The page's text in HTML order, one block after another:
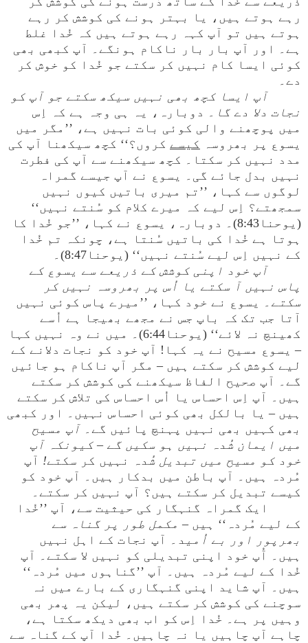
رہے ہوتے ہیں، یا بہتر ہونے کی کوشش کر رہے
ہوتے ہیں تو آپ کہہ رہے ہوتے ہیں کہ خُدا غلط
ہے۔ اور آپ بار بار ناکام ہونگے۔ آپ کبھی بھی
کوئی ایسا کام نہیں کر سکتے جو خُدا کو خوش کر
دے۔
آپ ایسا کچھ بھی نہیں سیکھ سکتے جو آپ کو
نجات دلا دے گا ۔ دوبارہ، یہ ہی وجہ ہے کہ اِس
میں پوچھنے والی کوئی بات نہیں ہے، ’’مگر میں
یسوع پر بھروسہ کیسے کروں؟‘‘ کچھ سیکھنا آپ کی
مدد نہیں کر سکتا۔ کچھ سیکھنے سے آپ کی فطرت
نہیں بدل جائے گی۔ یسوع نے آپ جیسے گمراہ
لوگوں سے کہا، ’’تم میری باتیں کیوں نہیں
سمجھتے؟ اِس لیے کہ میرے کلام کو سُنتے نہیں‘‘
(یوحنا8:43)۔ دوبارہ، یسوع نے کہا، ’’جو خُدا کا
ہوتا ہے خُدا کی باتیں سُنتا ہے، چونکہ تم خُدا
کے نہیں اِس لیے سُنتے نہیں‘‘ (یوحنا8:47)۔
آپ خود اپنی کوشش کے ذریعے سے یسوع کے
پاس نہیں آ سکتے یا اُس پر بھروسہ نہیں کر
سکتے ۔ یسوع نے خود کہا، ’’میرے پاس کوئی نہیں
آتا جب تک کہ باپ جس نے مجھے بھیجا ہے اُسے
کھینچ نہ لائے‘‘ (یوحنا6:44)۔ میں نے وہ نہیں کہا
– یسوع مسیح نے یہ کہا! آپ خود کو نجات دلانے کے
لیے کوشش کر سکتے ہیں – مگر آپ ناکام ہو جائیں
گے۔ آپ صحیح الفاظ سیکھنے کی کوشش کر سکتے
ہیں۔ آپ اِس احساس یا اُس احساس کی تلاش کر سکتے
ہیں – یا بالکل بھی کوئی احساس نہیں۔ اور کبھی
بھی کہیں بھی نہیں پہنچ پائیں گے۔ آپ مسیح
میں ایمان شُدہ نہیں ہو سکیں گے – کیونکہ آپ
خود کو مسیح میں تبدیل شُدہ
نہیں کر سکتے! آپ
مُردہ ہیں۔ آپ باطن میں بدکار ہیں۔ آپ خود کو
کیسے تبدیل کر سکتے ہیں؟ آپ نہیں کر سکتے۔
ایک گمراہ گنہگار کی حیثیت سے، آپ ’’خُدا
کے لیے مُردہ‘‘ ہیں – مکمل طور پر گناہ سے
بھرپور اور بے اُمید ۔ آپ نجات کے اہل نہیں
ہیں۔ آُپ خود اپنی تبدیلی کو نہیں لا سکتے۔ آپ
خُدا کے لیے مُردہ ہیں۔ آپ ’’گناہوں میں مُردہ‘‘
ہیں۔ آپ شاید اپنی گنہگاری کے بارے میں نہ
سوچنے کی کوشش کر سکتے ہیں، لیکن یہ پھر بھی
وہیں پر ہے۔ خُدا اِس کو اب بھی دیکھ سکتا ہے،
چاہے آپ چاہیں یا نہ چاہیں۔ خُدا آپ کے گناہ سے